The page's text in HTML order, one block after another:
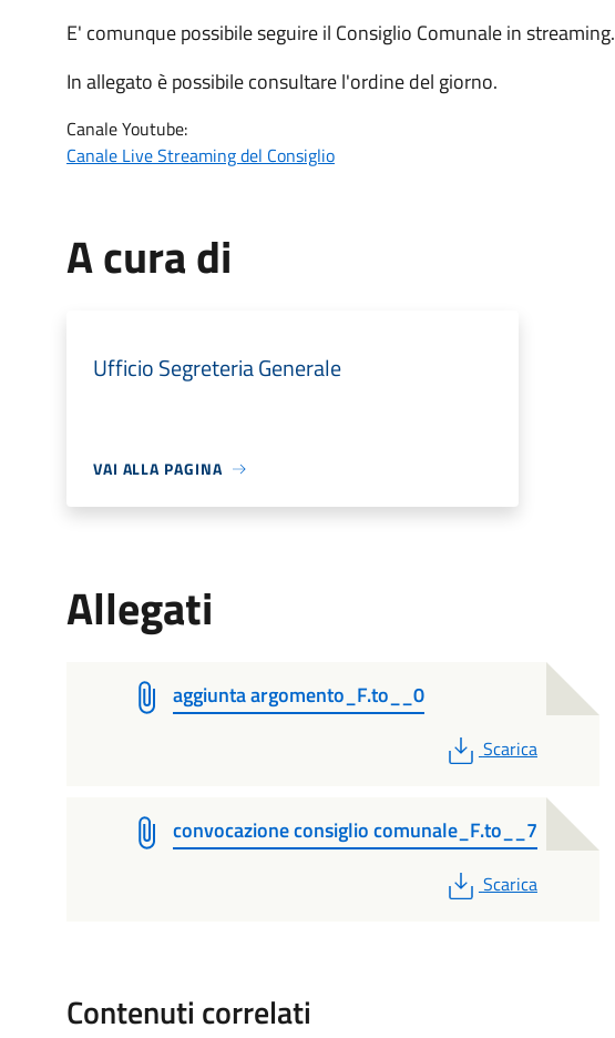
E' comunque possibile seguire il Consiglio Comunale in streaming.
In allegato è possibile consultare l'ordine del giorno.
Canale Youtube:
Canale Live Streaming del Consiglio
A cura di
Ufficio Segreteria Generale
VAI ALLA PAGINA
Allegati
aggiunta argomento_F.to__0
PDF
Scarica
convocazione consiglio comunale_F.to__7
PDF
Scarica
Contenuti correlati